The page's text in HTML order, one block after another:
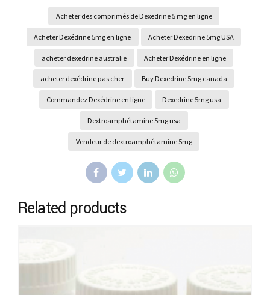
Acheter des comprimés de Dexedrine 5 mg en ligne
Acheter Dexédrine 5mg en ligne Acheter Dexedrine 5mg USA
acheter dexedrine australie Acheter Dexédrine en ligne
acheter dexédrine pas cher Buy Dexedrine 5mg canada
Commandez Dexédrine en ligne Dexedrine 5mg usa
Dextroamphétamine 5mg usa
Vendeur de dextroamphétamine 5mg
Related products